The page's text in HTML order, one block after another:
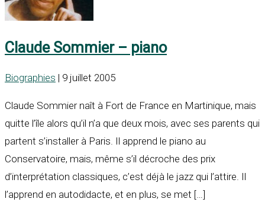
Claude Sommier – piano
Biographies | 9 juillet 2005
Claude Sommier naît à Fort de France en Martinique, mais
quitte l’île alors qu’il n’a que deux mois, avec ses parents qui
partent s’installer à Paris. Il apprend le piano au
Conservatoire, mais, même s’il décroche des prix
d’interprétation classiques, c’est déjà le jazz qui l’attire. Il
l’apprend en autodidacte, et en plus, se met […]